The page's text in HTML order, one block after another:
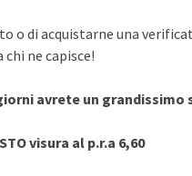
o di acquistarne una
ne capisce!
avrete un grandissimo
visura al p.r.a 6,60